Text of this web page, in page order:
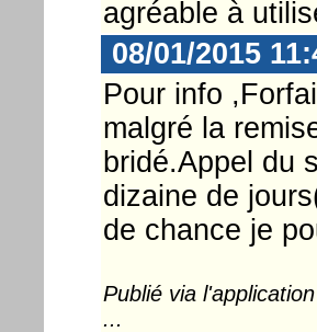
agréable à
08/01/2015
Pour info
malgré la
bridé.Appel du
dizaine de
de chance je
Publié via
...